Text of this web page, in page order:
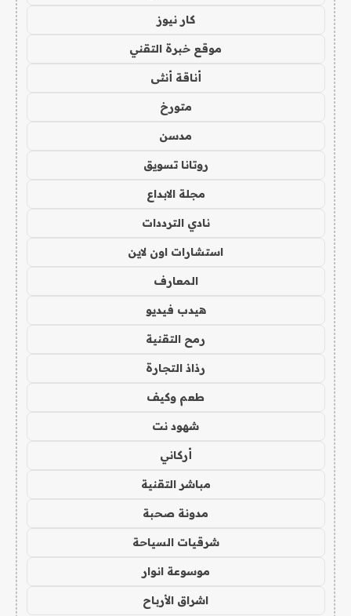
كار نيوز
موقع خبرة التقني
أناقة أنثى
متورخ
مدسن
روتانا تسويق
مجلة الابداع
نادي الترددات
استشارات اون لاين
المعارف
هيدب فيديو
رمح التقنية
رذاذ التجارة
طعم وكيف
شهود نت
أركاني
مباشر التقنية
مدونة صحبة
شرقيات السياحة
موسوعة انوار
اشراق الأرباح